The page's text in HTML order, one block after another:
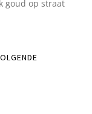
goud op straat